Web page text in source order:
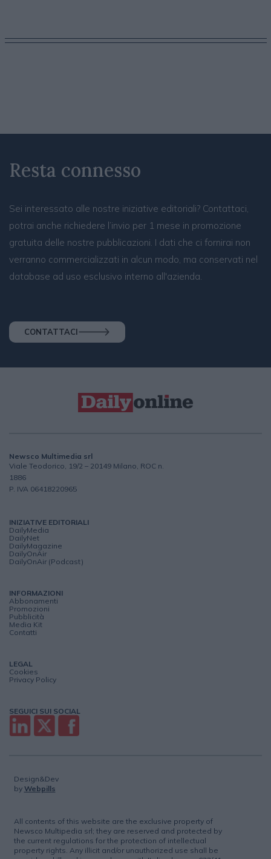
Resta connesso
Sei interessato alle nostre iniziative editoriali? Contattaci,
potrai anche richiedere l’invio per 1 mese in promozione
gratuita delle nostre pubblicazioni. I dati che ci fornirai non
verranno commercializzati in alcun modo, ma conservati nel
database ad uso esclusivo interno all'azienda.
CONTATTACI
Newsco Multimedia srl
Viale Teodorico, 19/2 – 20149 Milano, ROC n.
1886
P. IVA 06418220965
INIZIATIVE EDITORIALI
DailyMedia
DailyNet
DailyMagazine
DailyOnAir
DailyOnAir (Podcast)
INFORMAZIONI
Abbonamenti
Promozioni
Pubblicità
Media Kit
Contatti
LEGAL
Cookies
Privacy Policy
SEGUICI SUI SOCIAL
Design&Dev
by Webpills
All contents of this website are the exclusive property of
Newsco Multipedia srl; they are reserved and protected by
the current regulations for the protection of intellectual
property rights. Any illicit and/or unauthorized use shall be